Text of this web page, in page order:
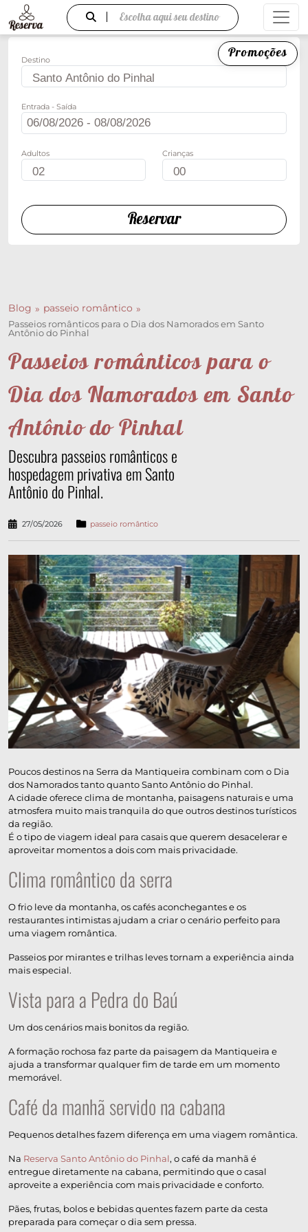
Escolha aqui seu destino
Promoções
Destino
Entrada - Saída
Adultos Crianças
Reservar
Blog passeio romântico
Passeios românticos para o Dia dos Namorados em Santo
Antônio do Pinhal
Passeios românticos para o
Dia dos Namorados em Santo
Antônio do Pinhal
Descubra passeios românticos e
hospedagem privativa em Santo
Antônio do Pinhal.
27/05/2026 passeio romântico
Poucos destinos na Serra da Mantiqueira combinam com o Dia
dos Namorados tanto quanto Santo Antônio do Pinhal.
A cidade oferece clima de montanha, paisagens naturais e uma
atmosfera muito mais tranquila do que outros destinos turísticos
da região.
É o tipo de viagem ideal para casais que querem desacelerar e
aproveitar momentos a dois com mais privacidade.
Clima romântico da serra
O frio leve da montanha, os cafés aconchegantes e os
restaurantes intimistas ajudam a criar o cenário perfeito para
uma viagem romântica.
Passeios por mirantes e trilhas leves tornam a experiência ainda
mais especial.
Vista para a Pedra do Baú
Um dos cenários mais bonitos da região.
A formação rochosa faz parte da paisagem da Mantiqueira e
ajuda a transformar qualquer fim de tarde em um momento
memorável.
Café da manhã servido na cabana
Pequenos detalhes fazem diferença em uma viagem romântica.
Na Reserva Santo Antônio do Pinhal, o café da manhã é
entregue diretamente na cabana, permitindo que o casal
aproveite a experiência com mais privacidade e conforto.
Pães, frutas, bolos e bebidas quentes fazem parte da cesta
preparada para começar o dia sem pressa.